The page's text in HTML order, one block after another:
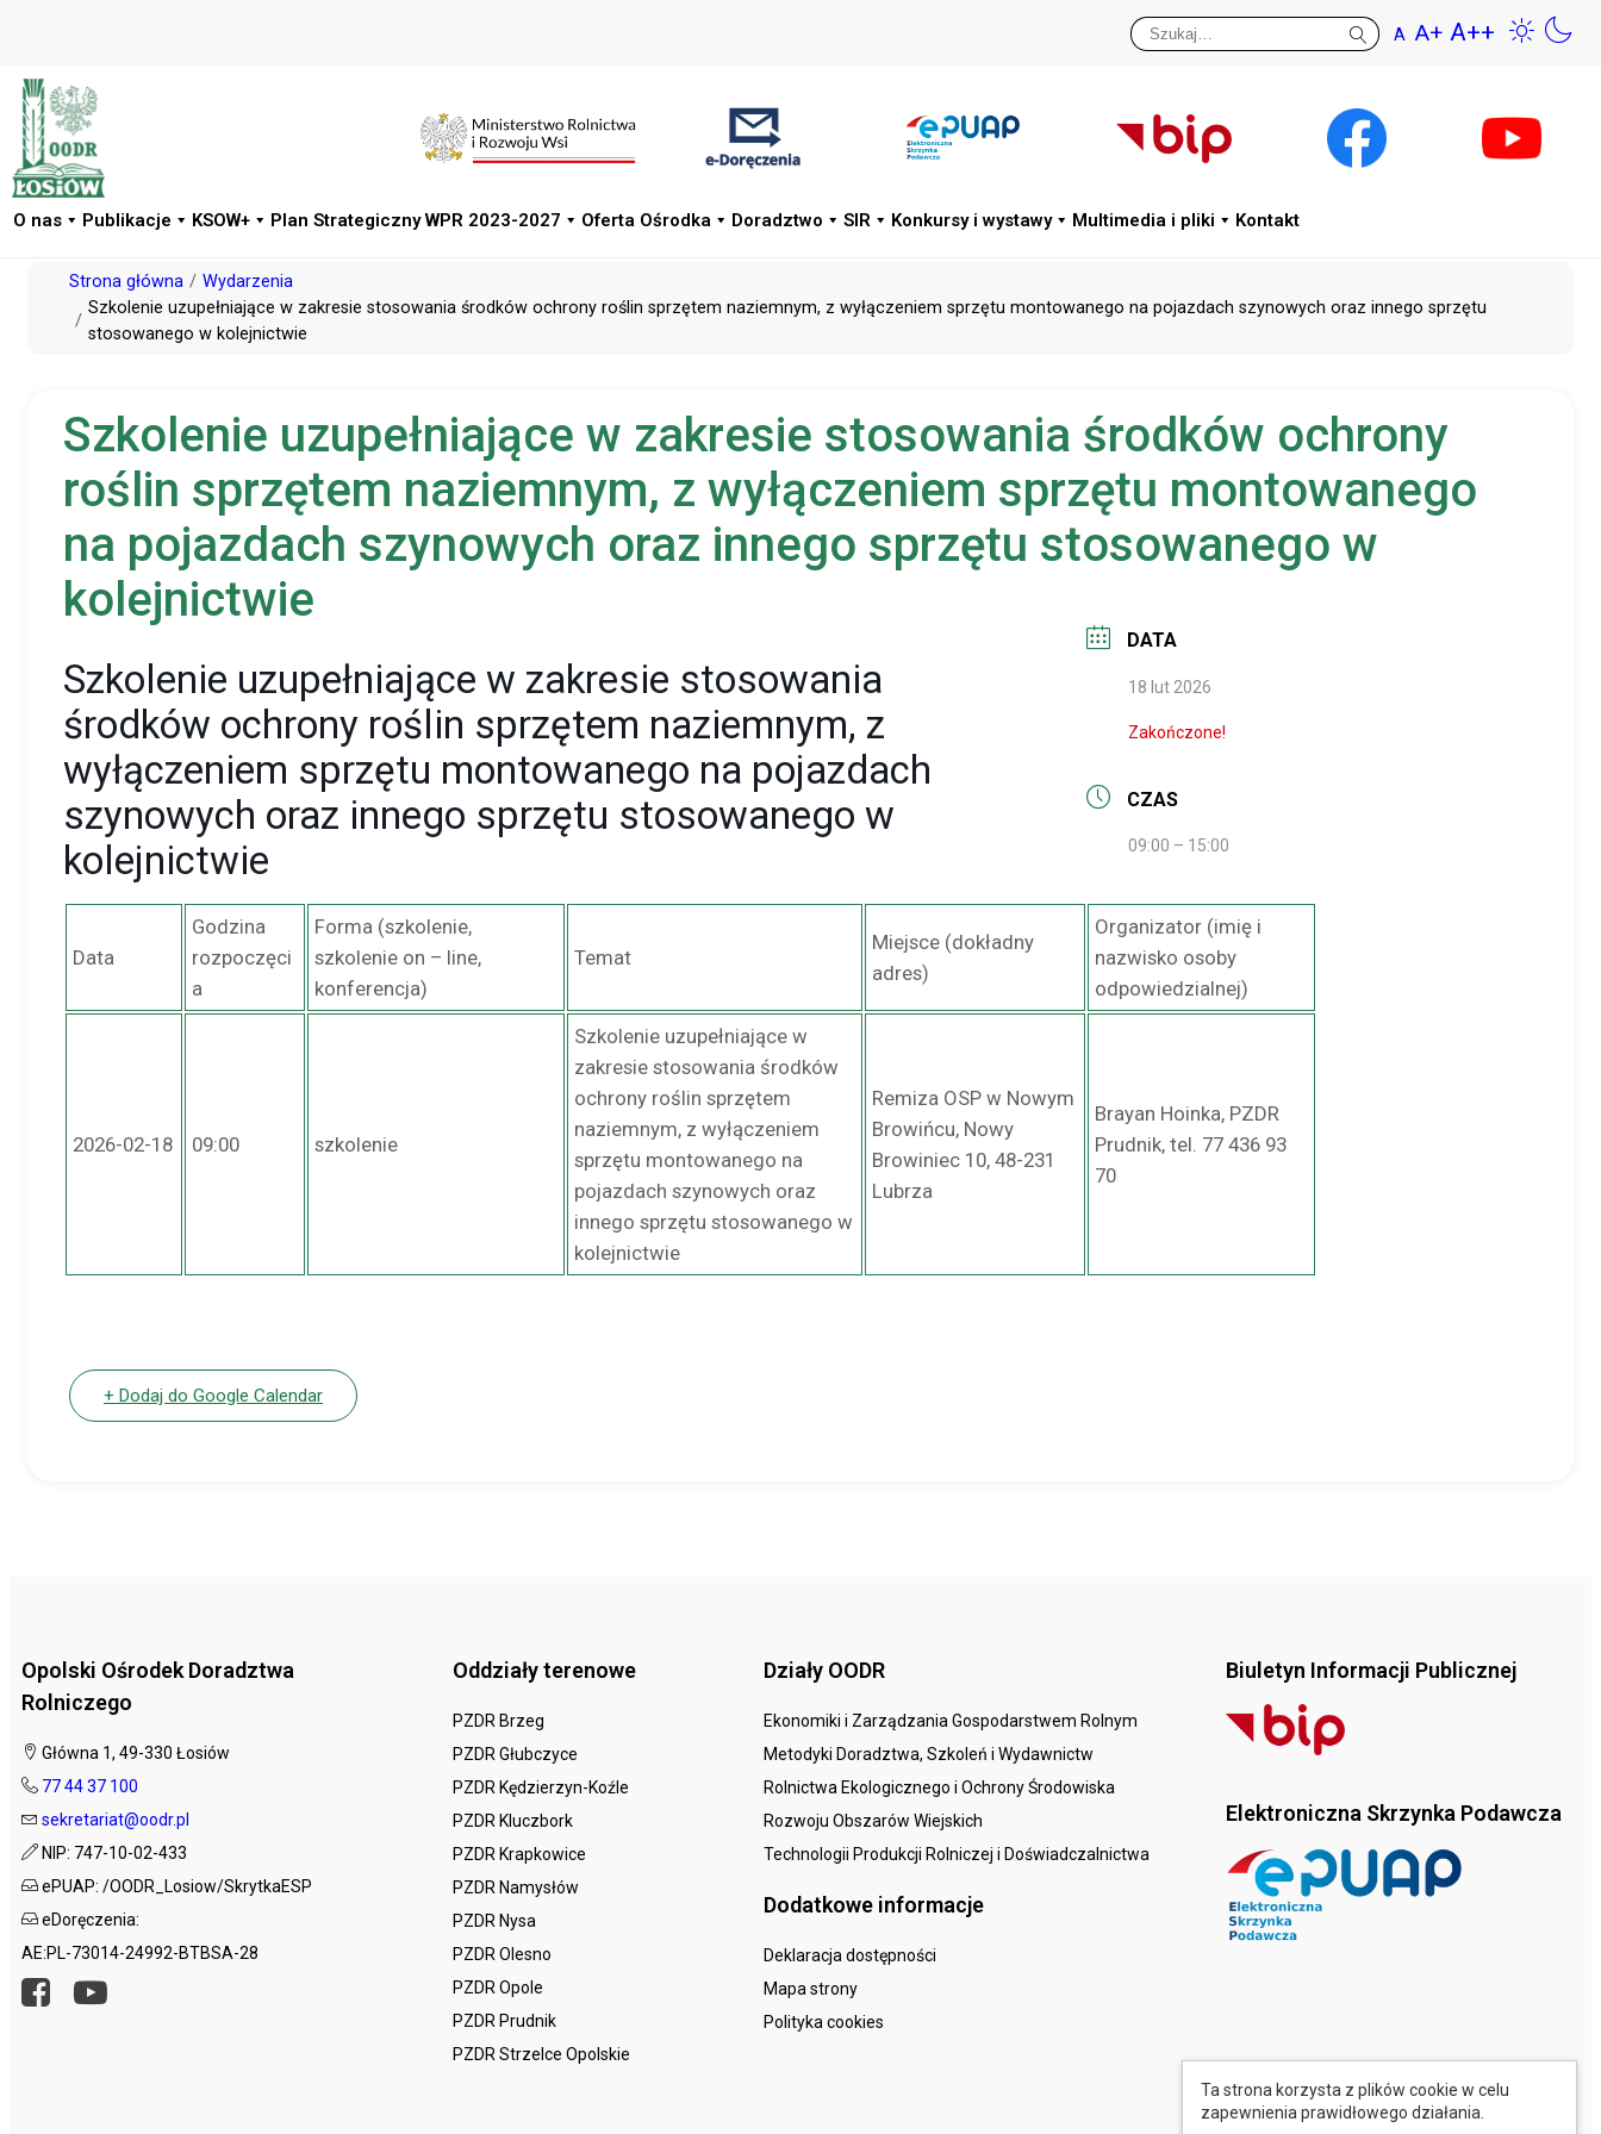
Przejdź
A A+ A++
O nas Publikacje KSOW+ Plan Strategiczny WPR 2023-2027 Oferta Ośrodka Doradztwo SIR Konkursy i wystawy Multimedia i pliki Kontakt
Strona główna
Wydarzenia
Szkolenie uzupełniające w zakresie stosowania środków ochrony roślin sprzętem naziemnym, z wyłączeniem sprzętu montowanego na pojazdach szynowych oraz innego sprzętu
stosowanego w kolejnictwie
Szkolenie uzupełniające w zakresie stosowania środków ochrony
roślin sprzętem naziemnym, z wyłączeniem sprzętu montowanego
na pojazdach szynowych oraz innego sprzętu stosowanego w
kolejnictwie
Szkolenie uzupełniające w zakresie stosowania
środków ochrony roślin sprzętem naziemnym, z
wyłączeniem sprzętu montowanego na pojazdach
szynowych oraz innego sprzętu stosowanego w
kolejnictwie
Data
Godzina
rozpoczęci
a
Forma (szkolenie,
szkolenie on – line,
konferencja)
Temat
Miejsce (dokładny
adres)
Organizator (imię i
nazwisko osoby
odpowiedzialnej)
2026-02-18 09:00 szkolenie
Szkolenie uzupełniające w
zakresie stosowania środków
ochrony roślin sprzętem
naziemnym, z wyłączeniem
sprzętu montowanego na
pojazdach szynowych oraz
innego sprzętu stosowanego w
kolejnictwie
Remiza OSP w Nowym
Browińcu, Nowy
Browiniec 10, 48-231
Lubrza
Brayan Hoinka, PZDR
Prudnik, tel. 77 436 93
70
+ Dodaj do Google Calendar
DATA
18 lut 2026
Zakończone!
CZAS
09:00 – 15:00
Opolski Ośrodek Doradztwa
Rolniczego
Główna 1, 49-330 Łosiów
77 44 37 100
sekretariat@oodr.pl
NIP: 747-10-02-433
ePUAP: /OODR_Losiow/SkrytkaESP
eDoręczenia:
AE:PL-73014-24992-BTBSA-28
Oddziały terenowe
PZDR Brzeg
PZDR Głubczyce
PZDR Kędzierzyn-Koźle
PZDR Kluczbork
PZDR Krapkowice
PZDR Namysłów
PZDR Nysa
PZDR Olesno
PZDR Opole
PZDR Prudnik
PZDR Strzelce Opolskie
Działy OODR
Ekonomiki i Zarządzania Gospodarstwem Rolnym
Metodyki Doradztwa, Szkoleń i Wydawnictw
Rolnictwa Ekologicznego i Ochrony Środowiska
Rozwoju Obszarów Wiejskich
Technologii Produkcji Rolniczej i Doświadczalnictwa
Dodatkowe informacje
Deklaracja dostępności
Mapa strony
Polityka cookies
Biuletyn Informacji Publicznej
Elektroniczna Skrzynka Podawcza
Ta strona korzysta z plików cookie w celu
zapewnienia prawidłowego działania.